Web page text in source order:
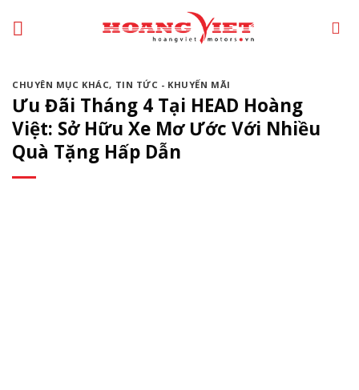
đến
dung
CHUYÊN MỤC KHÁC, TIN TỨC - KHUYẾN MÃI
Ưu Đãi Tháng 4 Tại HEAD Hoàng
Việt: Sở Hữu Xe Mơ Ước Với Nhiều
Quà Tặng Hấp Dẫn